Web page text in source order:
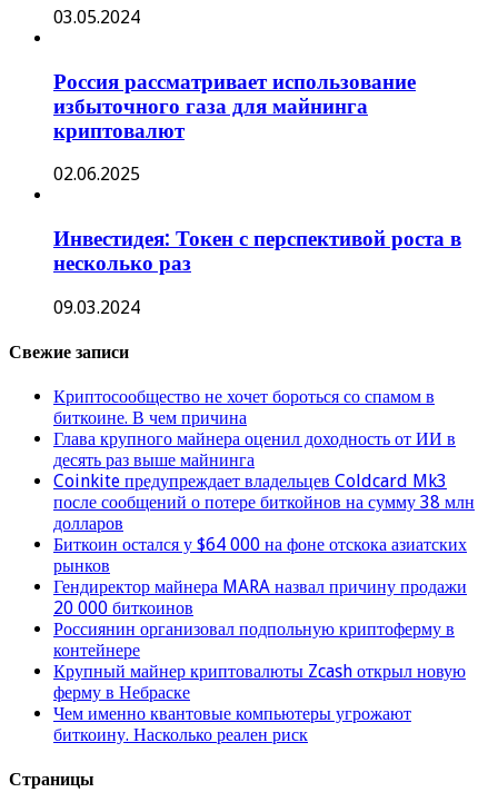
03.05.2024
Россия рассматривает использование
избыточного газа для майнинга
криптовалют
02.06.2025
Инвестидея: Токен с перспективой роста в
несколько раз
09.03.2024
Свежие записи
Криптосообщество не хочет бороться со спамом в
биткоине. В чем причина
Глава крупного майнера оценил доходность от ИИ в
десять раз выше майнинга
Coinkite предупреждает владельцев Coldcard Mk3
после сообщений о потере биткойнов на сумму 38 млн
долларов
Биткоин остался у $64 000 на фоне отскока азиатских
рынков
Гендиректор майнера MARA назвал причину продажи
20 000 биткоинов
Россиянин организовал подпольную криптоферму в
контейнере
Крупный майнер криптовалюты Zcash открыл новую
ферму в Небраске
Чем именно квантовые компьютеры угрожают
биткоину. Насколько реален риск
Страницы